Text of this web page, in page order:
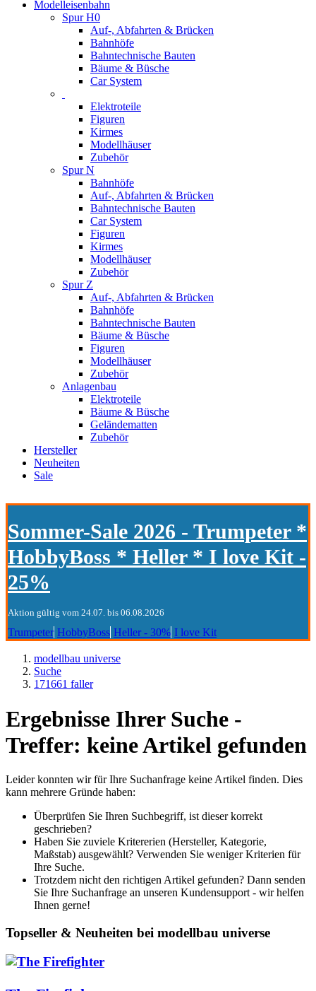
Modelleisenbahn
Spur H0
Auf-, Abfahrten & Brücken
Bahnhöfe
Bahntechnische Bauten
Bäume & Büsche
Car System
Elektroteile
Figuren
Kirmes
Modellhäuser
Zubehör
Spur N
Bahnhöfe
Auf-, Abfahrten & Brücken
Bahntechnische Bauten
Car System
Figuren
Kirmes
Modellhäuser
Zubehör
Spur Z
Auf-, Abfahrten & Brücken
Bahnhöfe
Bahntechnische Bauten
Bäume & Büsche
Figuren
Modellhäuser
Zubehör
Anlagenbau
Elektroteile
Bäume & Büsche
Geländematten
Zubehör
Hersteller
Neuheiten
Sale
Sommer-Sale 2026 - Trumpeter *
HobbyBoss * Heller * I love Kit -
25%
Aktion gültig vom 24.07. bis 06.08.2026
Trumpeter HobbyBoss Heller - 30% I love Kit
modellbau universe
Suche
171661 faller
Ergebnisse Ihrer Suche -
Treffer: keine Artikel gefunden
Leider konnten wir für Ihre Suchanfrage keine Artikel finden. Dies
kann mehrere Gründe haben:
Überprüfen Sie Ihren Suchbegriff, ist dieser korrekt
geschrieben?
Haben Sie zuviele Kritererien (Hersteller, Kategorie,
Maßstab) ausgewählt? Verwenden Sie weniger Kriterien für
Ihre Suche.
Trotzdem nicht den richtigen Artikel gefunden? Dann senden
Sie Ihre Suchanfrage an unseren Kundensupport - wir helfen
Ihnen gerne!
Topseller & Neuheiten bei modellbau universe